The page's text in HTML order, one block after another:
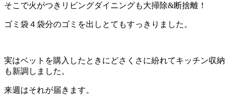
そこで火がつきリビングダイニングも大掃除&断捨離！
ゴミ袋４袋分のゴミを出しとてもすっきりました。
実はベットを購入したときにどさくさに紛れてキッチン収納
も新調しました。
来週はそれが届きます。